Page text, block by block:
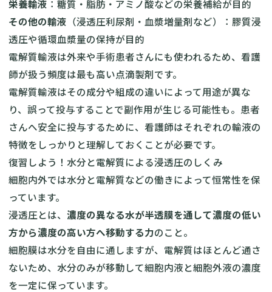
栄養輸液 ：糖質・脂肪・アミノ酸などの栄養補給が目的
その他の輸液 （浸透圧利尿剤・血漿増量剤など）：膠質浸
透圧や循環血漿量の保持が目的
電解質輸液は外来や手術患者さんにも使われるため、看護
師が扱う頻度は最も高い点滴製剤です。
電解質輸液はその成分や組成の違いによって用途が異な
り、誤って投与することで副作用が生じる可能性も。患者
さんへ安全に投与するために、看護師はそれぞれの輸液の
特徴をしっかりと理解しておくことが必要です。
復習しよう！水分と電解質による浸透圧のしくみ
細胞内外では水分と電解質などの働きによって恒常性を保
っています。
浸透圧とは、 濃度の異なる水が半透膜を通して濃度の低い
方から濃度の高い方へ移動する力のこと。
細胞膜は水分を自由に通しますが、電解質はほとんど通さ
ないため、水分のみが移動して細胞内液と細胞外液の濃度
を一定に保っています。